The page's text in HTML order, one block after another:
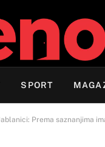
SPORT
Prema saznanjima